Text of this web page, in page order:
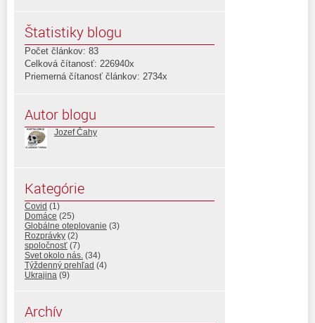
Štatistiky blogu
Počet článkov: 83
Celková čítanosť: 226940x
Priemerná čítanosť článkov: 2734x
Autor blogu
Jozef Čahy
Kategórie
Covid (1)
Domáce (25)
Globálne oteplovanie (3)
Rozprávky (2)
spoločnosť (7)
Svet okolo nás. (34)
Týždenný prehľad (4)
Ukrajina (9)
Archív